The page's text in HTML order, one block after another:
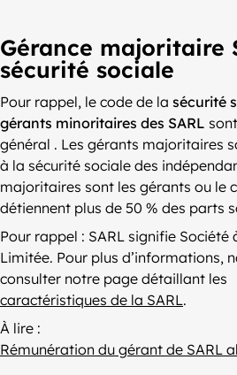
Gérance majoritaire
sécurité sociale
Pour rappel, le code de la sécurité
gérants minoritaires des SARL
général . Les gérants majoritaires
à la sécurité sociale des
majoritaires sont les gérants ou le
détiennent plus de 50 % des parts
Pour rappel : SARL signifie Société
Limitée. Pour plus d’informations,
consulter notre page détaillant les
caractéristiques de la SARL.
À lire :
Rémunération du gérant de SARL